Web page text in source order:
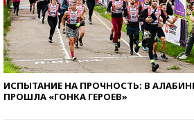
ИСПЫТАНИЕ НА ПРОЧНОСТЬ: В
ПРОШЛА «ГОНКА ГЕРОЕВ»